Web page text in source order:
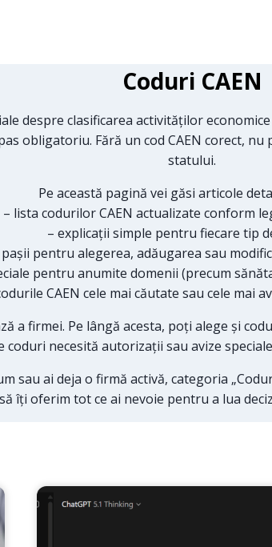
Coduri CAEN
despre clasificarea activităților
obligatoriu. Fără un cod CAEN corect,
statului.
Pe această pagină vei găsi articole
– lista codurilor CAEN actualizate conform
– explicații simple pentru fiecare tip
pașii pentru alegerea, adăugarea sau
pentru anumite domenii (precum
CAEN cele mai căutate sau cele mai
a firmei. Pe lângă acesta, poți alege și
coduri necesită autorizații sau avize
sau ai deja o firmă activă, categoria
îți oferim tot ce ai nevoie pentru a lua